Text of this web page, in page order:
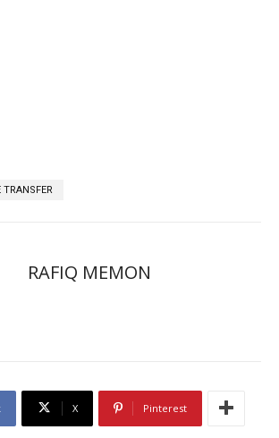
TRANSFER
RAFIQ MEMON
X Pinterest